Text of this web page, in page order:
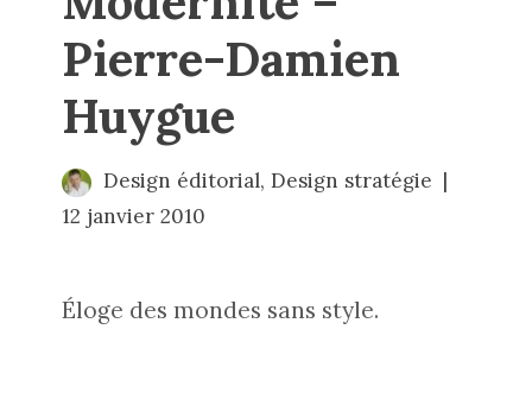
Pierre-Damien
Huygue
Design éditorial, Design stratégie
12 janvier 2010
Éloge des mondes sans style.